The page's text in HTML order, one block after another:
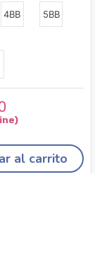
4BB 5BB
al carrito